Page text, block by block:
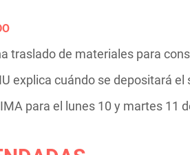
traslado de materiales para
explica cuándo se depositará
para el lunes 10 y martes 11